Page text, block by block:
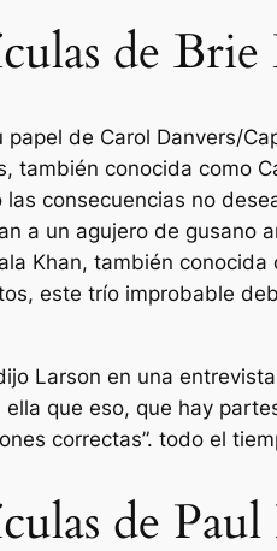
de Brie
de Carol Danvers/
también conocida como
consecuencias no
a un agujero de gusano
Khan, también
este trío improbable
Larson en una
que eso, que hay
correctas”. todo el
de